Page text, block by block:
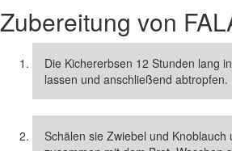
Zubereitung von
Die Kichererbsen 12 Stunden lang
lassen und anschließend abtropfen.
Schälen sie Zwiebel und